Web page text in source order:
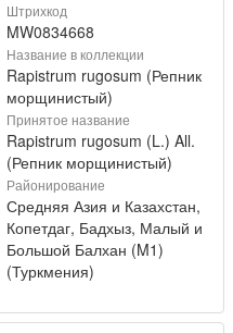
Штрихкод
MW0834668
Название в коллекции
Rapistrum rugosum (Репник
морщинистый)
Принятое название
Rapistrum rugosum (L.) All.
(Репник морщинистый)
Районирование
Средняя Азия и Казахстан,
Копетдаг, Бадхыз, Малый и
Большой Балхан (M1)
(Туркмения)